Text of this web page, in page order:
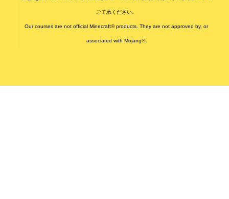
ご了承ください。
Our courses are not official Minecraft® products. They are not approved by, or
associated with Mojang®.